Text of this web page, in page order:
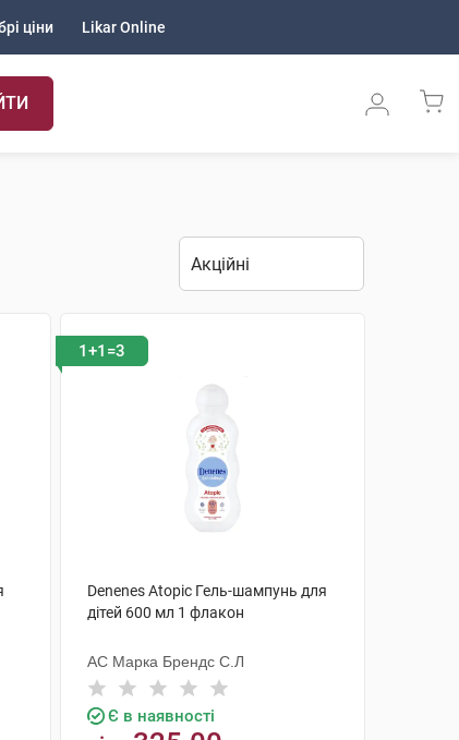
ціни Likar Online
1+1=3
Denenes Atopic Гель-шампунь для
дітей 600 мл 1 флакон
АС Марка Брендс С.Л
Є в наявності